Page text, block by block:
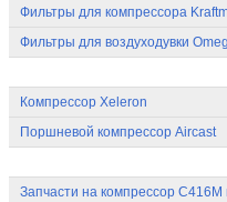
Фильтры для компрессора
Фильтры для воздуходувки
Компрессор Xeleron
Поршневой компрессор Aircast
Запчасти на компрессор С416М